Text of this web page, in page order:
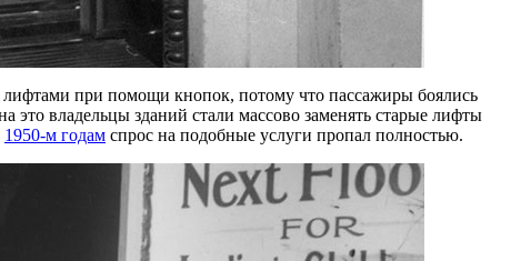
при помощи кнопок, потому что пассажиры боялись
это владельцы зданий стали массово заменять старые лифты
1950-м годам спрос на подобные услуги пропал полностью.